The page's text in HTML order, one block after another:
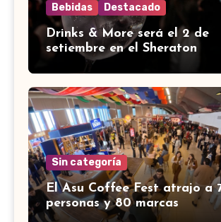
Bebidas Destacado
Drinks & More será el 2 de
setiembre en el Sheraton
Sin categoría
El Asu Coffee Fest atrajo a
personas y 80 marcas